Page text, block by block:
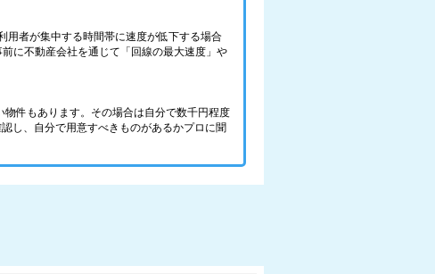
用者が集中する時間帯に速度が低下する場合
に不動産会社を通じて「回線の最大速度」や
件もあります。その場合は自分で数千円程度
し、自分で用意すべきものがあるかプロに聞